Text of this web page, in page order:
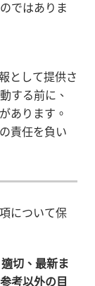
ではありま
として提供さ
する前に、
あります。
責任を負い
について保
切、最新ま
考以外の目